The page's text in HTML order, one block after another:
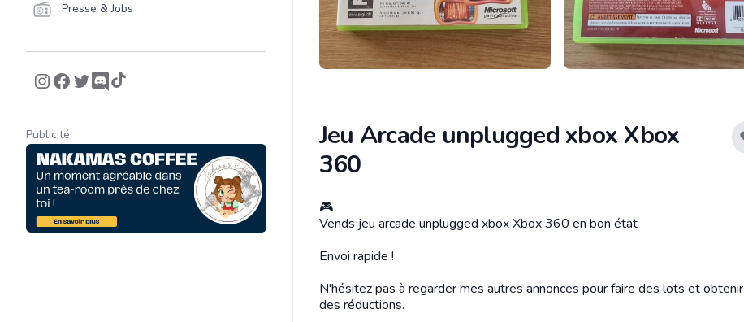
Presse & Jobs
Publicité
Jeu Arcade unplugged xbox Xbox
360
Description
🎮
Vends jeu arcade unplugged xbox Xbox 360 en bon état
Envoi rapide !
N'hésitez pas à regarder mes autres annonces pour faire des lots et obtenir
des réductions.